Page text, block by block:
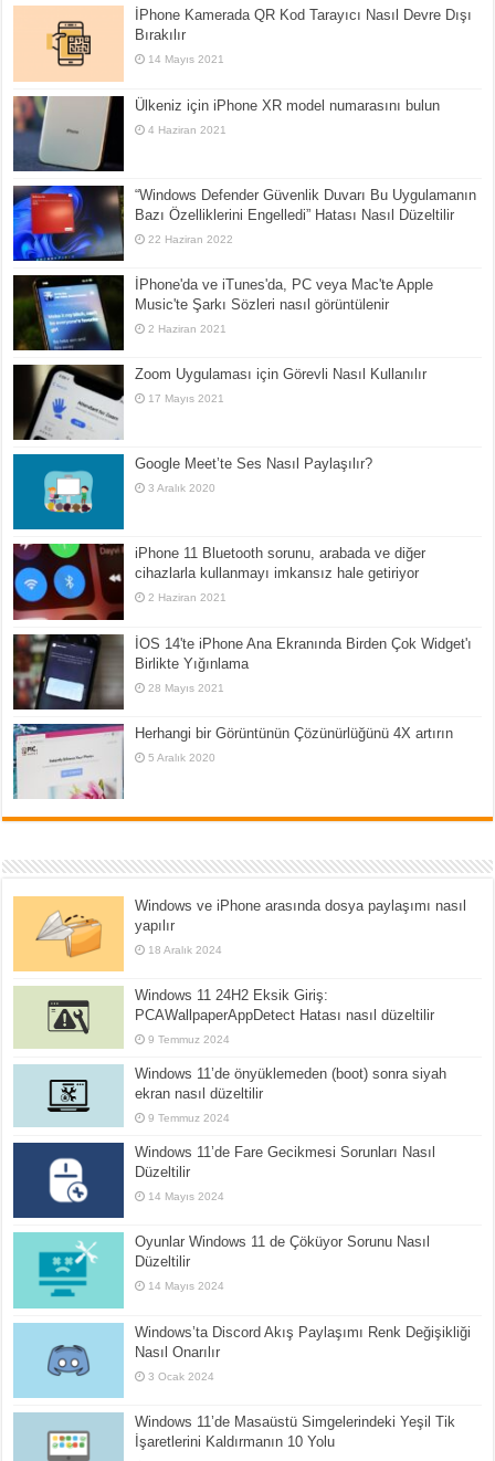
İPhone Kamerada QR Kod Tarayıcı Nasıl Devre Dışı
Bırakılır
14 Mayıs 2021
Ülkeniz için iPhone XR model numarasını bulun
4 Haziran 2021
“Windows Defender Güvenlik Duvarı Bu Uygulamanın
Bazı Özelliklerini Engelledi” Hatası Nasıl Düzeltilir
22 Haziran 2022
İPhone'da ve iTunes'da, PC veya Mac'te Apple
Music'te Şarkı Sözleri nasıl görüntülenir
2 Haziran 2021
Zoom Uygulaması için Görevli Nasıl Kullanılır
17 Mayıs 2021
Google Meet’te Ses Nasıl Paylaşılır?
3 Aralık 2020
iPhone 11 Bluetooth sorunu, arabada ve diğer
cihazlarla kullanmayı imkansız hale getiriyor
2 Haziran 2021
İOS 14'te iPhone Ana Ekranında Birden Çok Widget'ı
Birlikte Yığınlama
28 Mayıs 2021
Herhangi bir Görüntünün Çözünürlüğünü 4X artırın
5 Aralık 2020
Windows ve iPhone arasında dosya paylaşımı nasıl
yapılır
18 Aralık 2024
Windows 11 24H2 Eksik Giriş:
PCAWallpaperAppDetect Hatası nasıl düzeltilir
9 Temmuz 2024
Windows 11’de önyüklemeden (boot) sonra siyah
ekran nasıl düzeltilir
9 Temmuz 2024
Windows 11’de Fare Gecikmesi Sorunları Nasıl
Düzeltilir
14 Mayıs 2024
Oyunlar Windows 11 de Çöküyor Sorunu Nasıl
Düzeltilir
14 Mayıs 2024
Windows’ta Discord Akış Paylaşımı Renk Değişikliği
Nasıl Onarılır
3 Ocak 2024
Windows 11’de Masaüstü Simgelerindeki Yeşil Tik
İşaretlerini Kaldırmanın 10 Yolu